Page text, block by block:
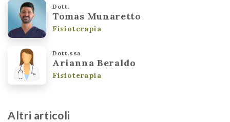
Dott.
Tomas Munaretto
Fisioterapia
Dott.ssa
Arianna Beraldo
Fisioterapia
Altri articoli